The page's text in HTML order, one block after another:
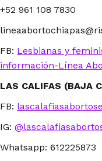
+52 961 108 7830
FB: Lesbianas y
información-Línea
LAS CALIFAS (BAJA
FB:
IG:
Whatsapp: 612225873